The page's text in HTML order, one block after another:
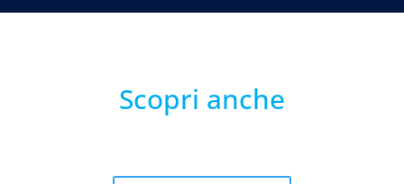
Scopri anche